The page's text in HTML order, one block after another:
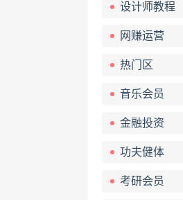
设计师教程
网赚运营
热门区
音乐会员
金融投资
功夫健体
考研会员